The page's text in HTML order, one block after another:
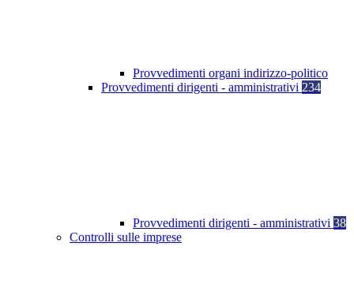
Provvedimenti organi indirizzo-politico
Provvedimenti dirigenti - amministrativi 234
Provvedimenti dirigenti - amministrativi 38
Controlli sulle imprese